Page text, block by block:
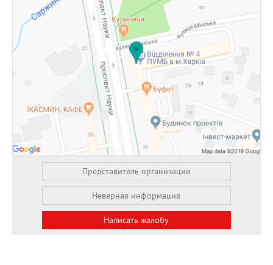
Представитель организации
Неверная информация
Написать жалобу